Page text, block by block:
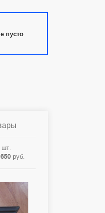
пусто
шт.
650 руб.